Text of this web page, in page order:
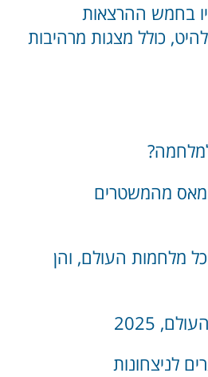
בחמש ההרצאות
כולל מצגות מרהיבות
מהמשטרים
מלחמות העולם, והן
2025
לניצחונות